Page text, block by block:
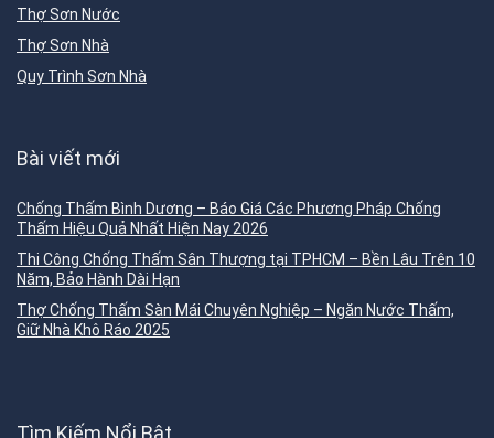
Thợ Sơn Nước
Thợ Sơn Nhà
Quy Trình Sơn Nhà
Bài viết mới
Chống Thấm Bình Dương – Báo Giá Các Phương Pháp Chống
Thấm Hiệu Quả Nhất Hiện Nay 2026
Thi Công Chống Thấm Sân Thượng tại TPHCM – Bền Lâu Trên 10
Năm, Bảo Hành Dài Hạn
Thợ Chống Thấm Sàn Mái Chuyên Nghiệp – Ngăn Nước Thấm,
Giữ Nhà Khô Ráo 2025
Tìm Kiếm Nổi Bật